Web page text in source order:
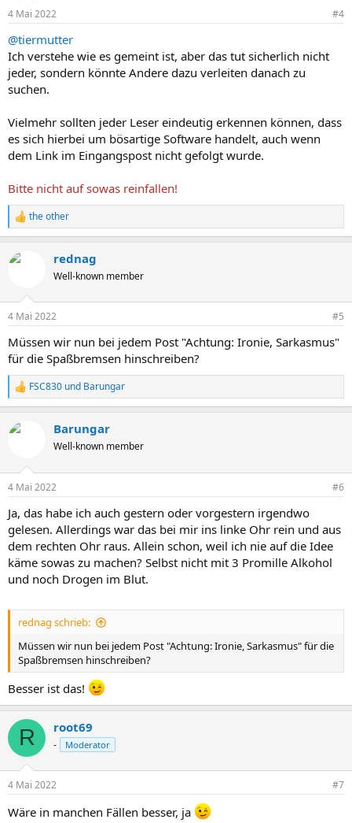
e
:
4 Mai 2022 #4
@tiermutter
Ich verstehe wie es gemeint ist, aber das tut sicherlich nicht
jeder, sondern könnte Andere dazu verleiten danach zu
suchen.
Vielmehr sollten jeder Leser eindeutig erkennen können, dass
es sich hierbei um bösartige Software handelt, auch wenn
dem Link im Eingangspost nicht gefolgt wurde.
Bitte nicht auf sowas reinfallen!
R
e
k
e
:
the other
rednag
Well-known member
4 Mai 2022 #5
Müssen wir nun bei jedem Post "Achtung: Ironie, Sarkasmus"
für die Spaßbremsen hinschreiben?
R
e
k
e
:
FSC830 und Barungar
Barungar
Well-known member
4 Mai 2022 #6
Ja, das habe ich auch gestern oder vorgestern irgendwo
gelesen. Allerdings war das bei mir ins linke Ohr rein und aus
dem rechten Ohr raus. Allein schon, weil ich nie auf die Idee
käme sowas zu machen? Selbst nicht mit 3 Promille Alkohol
und noch Drogen im Blut.
rednag schrieb:
Müssen wir nun bei jedem Post "Achtung: Ironie, Sarkasmus" für die
Spaßbremsen hinschreiben?
Besser ist das!
R root69
- Moderator
4 Mai 2022 #7
Wäre in manchen Fällen besser, ja